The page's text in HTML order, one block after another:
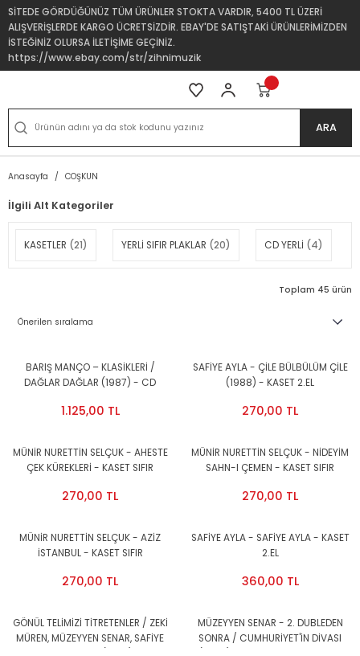
SİTEDE GÖRDÜĞÜNÜZ TÜM ÜRÜNLER STOKTA VARDIR, 5400 TL ÜZERİ
ALIŞVERİŞLERDE KARGO ÜCRETSİZDİR. EBAY'DE SATIŞTAKİ ÜRÜNLERİMİZDEN
İSTEĞİNİZ OLURSA İLETİŞİME GEÇİNİZ.
https://www.ebay.com/str/zihnimuzik
ARA
Anasayfa COŞKUN
İlgili Alt Kategoriler
KASETLER (21) YERLİ SIFIR PLAKLAR (20) CD YERLİ (4)
Toplam 45 ürün
BARIŞ MANÇO – KLASİKLERİ /
DAĞLAR DAĞLAR (1987) - CD
1.125,00 TL
SAFİYE AYLA - ÇİLE BÜLBÜLÜM ÇİLE
(1988) - KASET 2.EL
270,00 TL
MÜNİR NURETTİN SELÇUK - AHESTE
ÇEK KÜREKLERİ - KASET SIFIR
270,00 TL
MÜNİR NURETTİN SELÇUK - NİDEYİM
SAHN-I ÇEMEN - KASET SIFIR
270,00 TL
MÜNİR NURETTİN SELÇUK - AZİZ
İSTANBUL - KASET SIFIR
270,00 TL
SAFİYE AYLA - SAFİYE AYLA - KASET
2.EL
360,00 TL
GÖNÜL TELİMİZİ TİTRETENLER / ZEKİ
MÜREN, MÜZEYYEN SENAR, SAFİYE
MÜZEYYEN SENAR - 2. DUBLEDEN
SONRA / CUMHURİYET'İN DİVASI